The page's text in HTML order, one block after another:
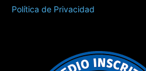
Política de Privacidad